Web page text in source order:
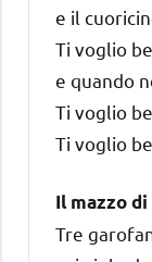
e il
Ti voglio
e quando
Ti voglio
Ti voglio
Il mazzo
Tre